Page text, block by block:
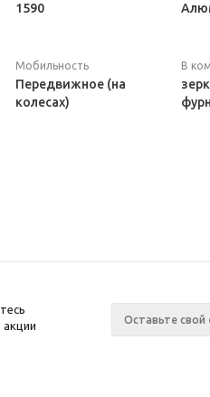
1590
Мобильность
Передвижное (на
колесах)
В
акции